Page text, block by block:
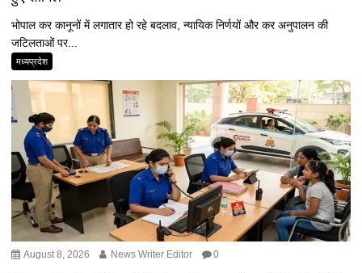
भोपाल कर कानूनों में लगातार हो रहे बदलाव, न्यायिक निर्णयों और कर अनुपालन की
जटिलताओं पर...
मध्यप्रदेश
August 8, 2026 News Writer Editor 0